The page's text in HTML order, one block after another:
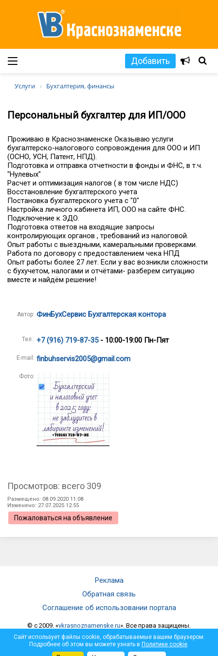
Добавить
Услуги Бухгалтерия, финансы
Персональный бухгалтер для ИП/ООО
Проживаю в Краснознаменске Оказываю услуги
бухгалтерско-налогового сопровождения для ООО и ИП
(ОСНО, УСН, Патент, НПД).
Подготовка и отправка отчетности в фонды и ФНС, в т.ч.
"Нулевых"
Расчет и оптимизация налогов ( в том числе НДС)
Восстановление бухгалтерского учета
Постановка бухгалтерского учета с "0"
Настройка личного кабинета ИП, ООО на сайте ФНС.
Подключение к ЭДО.
Подготовка ответов на входящие запросы
контролирующих органов , требований из налоговой.
Опыт работы с выездными, камеральными проверками.
Работа по договору с предоставлением чека НПД
Опыт работы более 27 лет. Если у вас возникли сложности
с бухучетом, налогами и отчётами- разберем ситуацию
вместе и найдём решение!
Автор: ФинБухСервис Бухгалтерская контора
Тел.: +7 (916) 719-87-35- 10:00-19:00 Пн-Пят
E-mail: finbuhservis2005@gmail.com
Фото:
Просмотров: всего 309
Размещено: 08.09.2020 11:08
Изменено: 27.07.2025 12:55
Пожаловаться на объявление
Реклама
Обратная связь
Соглашение об использовании портала
© c 2009. «vkrasnoznamenske.ru». Все права защищены.
Мнение администрации не всегда совпадает с мнением автора.
Администрация не несет ответственности за достоверность
опубликованной информации и за отзывы, оставленные
Сайт использует файлы cookie, обрабатываемые вашим браузером.
Подробнее об этом вы можете узнать в Политике cookie.